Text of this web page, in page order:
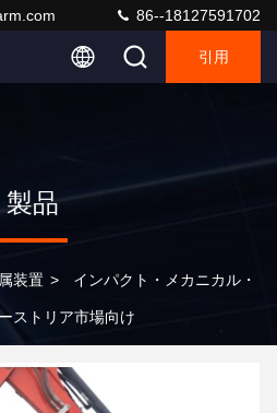
86--18127591702
引用
製品
装置 > インパクト・メカニカル・
ストリア市場向け